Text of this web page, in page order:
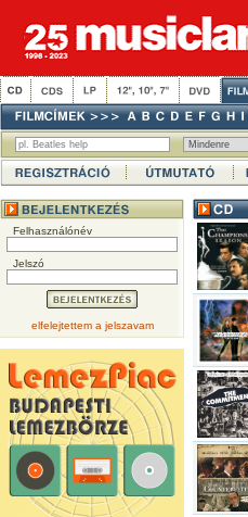
Felhasználónév
Jelszó
elfelejtettem a jelszavam